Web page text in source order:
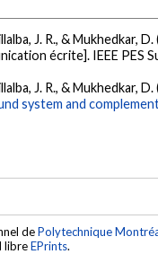
J. R., & Mukhedkar,
écrite]. IEEE PES
J. R., & Mukhedkar,
system and
dePolytechnique
libreEPrints.